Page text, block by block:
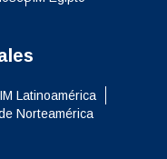
Latinoamérica
Norteamérica